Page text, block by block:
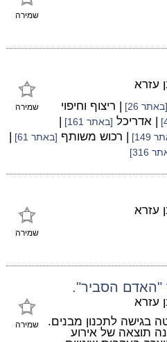
שמירה
שמירה
עזרא
[באתר 26] | ריצוף וחיפוי
| אדריכל [באתר 161]
|
149] | רכוש משותף [באתר 61]
|
316]
שמירה
עזרא
"האדם הסביר".
שמירה
עזרא
בגישה לתכנון מבנים.
תוצאה של אירוע